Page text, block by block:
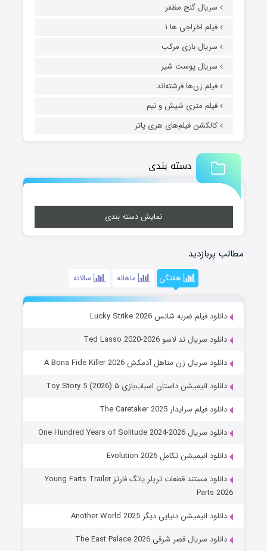
سریال گنج مظفر
فیلم اخراجی ها ۱
سریال بازی مرکب
سریال پوست شیر
فیلم زن‌ها فرشته‌اند
فیلم متری شیش و نیم
کالکشن فیلم‌های هری پاتر
دسته بندی
نمایش دسته بندی
مطالب پربازدید
هفتگی ماهانه سالانه
دانلود فیلم ضربه شانس Lucky Strike 2026
دانلود سریال تد لاسو Ted Lasso 2020-2026
دانلود سریال زن متاهل آدمکش A Bona Fide Killer 2026
دانلود انیمیشن داستان اسباب‌بازی ۵ Toy Story 5 (2026)
دانلود فیلم سرایدار The Caretaker 2025
دانلود سریال One Hundred Years of Solitude 2024-2026
دانلود انیمیشن تکامل Evolution 2026
دانلود مستند قطعات تریلر یانگ فارتز Young Farts Trailer
Parts 2026
دانلود انیمیشن دنیایی دیگر Another World 2025
دانلود سریال قصر شرقی The East Palace 2026